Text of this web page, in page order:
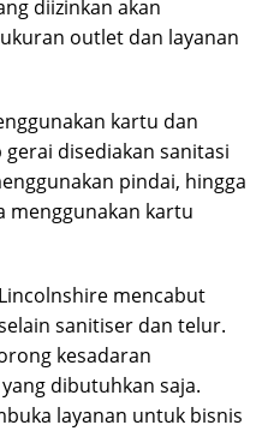
diizinkan akan
outlet dan layanan
kartu dan
disediakan sanitasi
pindai, hingga
menggunakan kartu
mencabut
sanitiser dan telur.
kesadaran
dibutuhkan saja.
layanan untuk bisnis